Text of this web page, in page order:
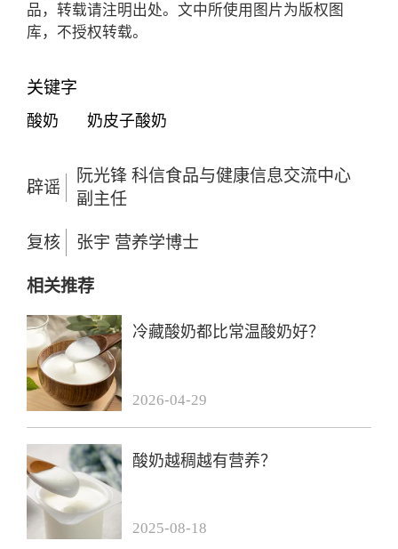
品，转载请注明出处。文中所使用图片为版权图
库，不授权转载。
关键字
酸奶 奶皮子酸奶
辟谣
阮光锋 科信食品与健康信息交流中心
副主任
复核 张宇 营养学博士
相关推荐
冷藏酸奶都比常温酸奶好？
2026-04-29
酸奶越稠越有营养？
2025-08-18